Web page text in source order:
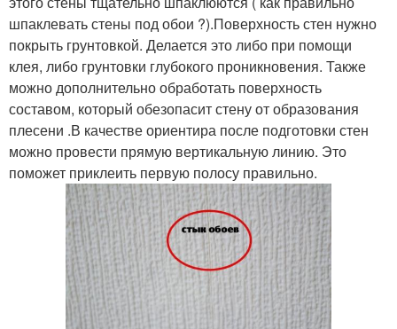
шпаклевать стены под обои ?).Поверхность стен нужно
покрыть грунтовкой. Делается это либо при помощи
клея, либо грунтовки глубокого проникновения. Также
можно дополнительно обработать поверхность
составом, который обезопасит стену от образования
плесени .В качестве ориентира после подготовки стен
можно провести прямую вертикальную линию. Это
поможет приклеить первую полосу правильно.